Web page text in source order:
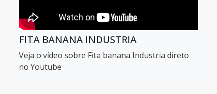
FITA BANANA INDUSTRIA
Veja o vídeo sobre Fita banana Industria direto
no Youtube